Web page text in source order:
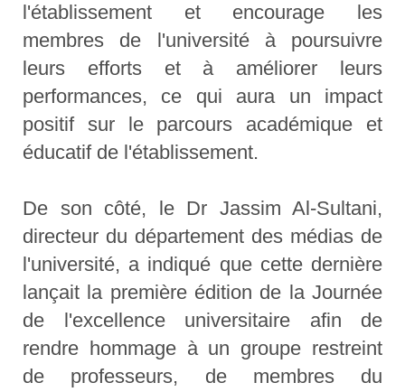
l'établissement et encourage les
membres de l'université à poursuivre
leurs efforts et à améliorer leurs
performances, ce qui aura un impact
positif sur le parcours académique et
éducatif de l'établissement.
De son côté, le Dr Jassim Al-Sultani,
directeur du département des médias de
l'université, a indiqué que cette dernière
lançait la première édition de la Journée
de l'excellence universitaire afin de
rendre hommage à un groupe restreint
de professeurs, de membres du